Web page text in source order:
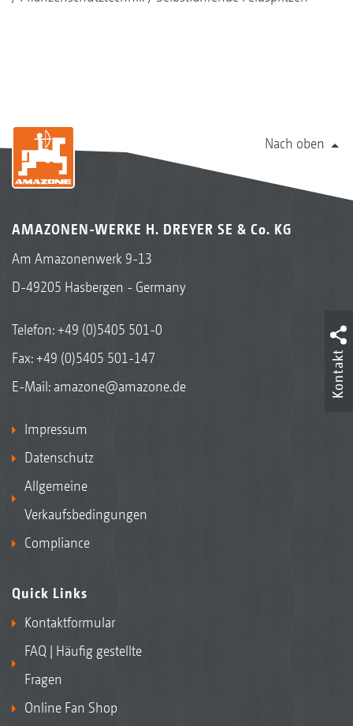
Nach oben
AMAZONEN-WERKE H. DREYER SE & Co. KG
Am Amazonenwerk 9-13
D-49205 Hasbergen - Germany
Telefon:+49 (0)5405 501-0
Fax: +49 (0)5405 501-147
E-Mail: amazone@amazone.de
Impressum
Datenschutz
Allgemeine
Verkaufsbedingungen
Compliance
Quick Links
Kontaktformular
FAQ | Häufig gestellte
Fragen
Online Fan Shop
Kontakt